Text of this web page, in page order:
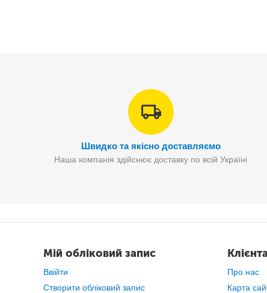
Швидко та якісно доставляємо
Наша компанія здійснює доставку по всій Україні
Мій обліковий запис
Ввійти
Створити обліковий запис
Про нас
Карта